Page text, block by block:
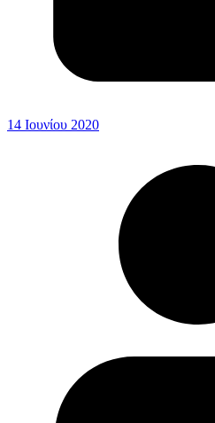
14 Ιουνίου 2020